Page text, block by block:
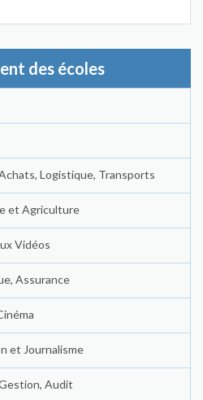
des écoles
Logistique, Transports
et Agriculture
Vidéos
Assurance
et Journalisme
Audit